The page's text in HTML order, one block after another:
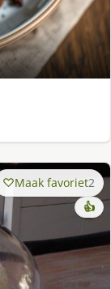
Maak favoriet2
👍